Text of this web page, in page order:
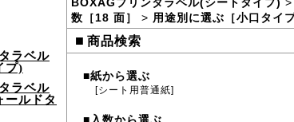
ラベル
プ)
ラベル
ールドタ
数［18 面］
> 用途別に選ぶ［小口タイプ
■ 商品検索
■紙から選ぶ
[シート用普通紙]